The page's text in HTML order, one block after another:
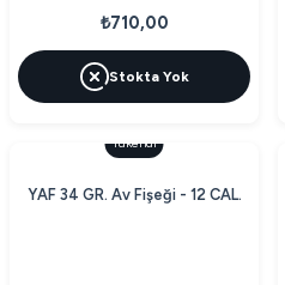
₺710,00
Stokta Yok
Tükendi
YAF 34 GR. Av Fişeği - 12 CAL.